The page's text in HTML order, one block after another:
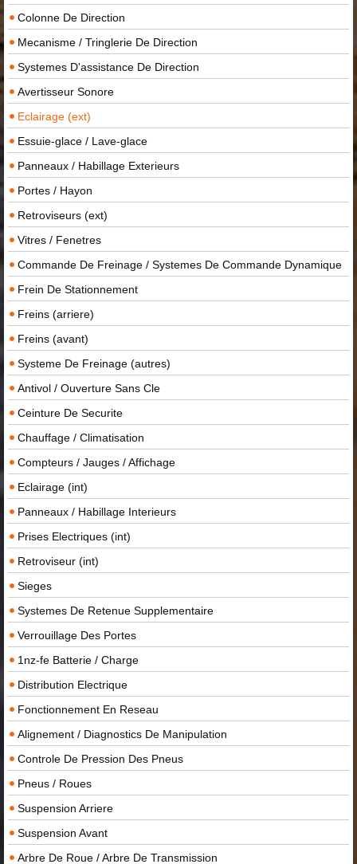
Colonne De Direction
Mecanisme / Tringlerie De Direction
Systemes D'assistance De Direction
Avertisseur Sonore
Eclairage (ext)
Essuie-glace / Lave-glace
Panneaux / Habillage Exterieurs
Portes / Hayon
Retroviseurs (ext)
Vitres / Fenetres
Commande De Freinage / Systemes De Commande Dynamique
Frein De Stationnement
Freins (arriere)
Freins (avant)
Systeme De Freinage (autres)
Antivol / Ouverture Sans Cle
Ceinture De Securite
Chauffage / Climatisation
Compteurs / Jauges / Affichage
Eclairage (int)
Panneaux / Habillage Interieurs
Prises Electriques (int)
Retroviseur (int)
Sieges
Systemes De Retenue Supplementaire
Verrouillage Des Portes
1nz-fe Batterie / Charge
Distribution Electrique
Fonctionnement En Reseau
Alignement / Diagnostics De Manipulation
Controle De Pression Des Pneus
Pneus / Roues
Suspension Arriere
Suspension Avant
Arbre De Roue / Arbre De Transmission